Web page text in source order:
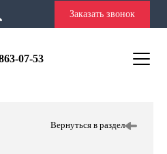
Заказать звонок
07-53
Вернуться в раздел